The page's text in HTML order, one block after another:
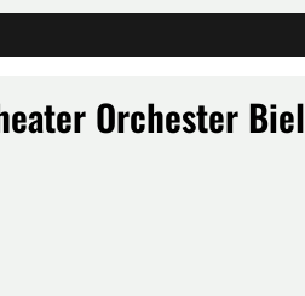
Orchester Biel